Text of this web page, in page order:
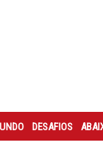
DESAFIOS